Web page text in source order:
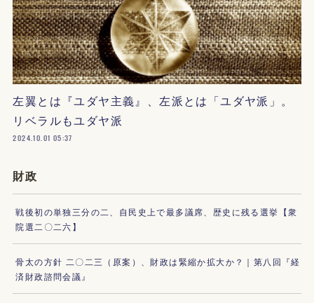
左翼とは『ユダヤ主義』、左派とは「ユダヤ派」。
リベラルもユダヤ派
2024.10.01 05:37
財政
戦後初の単独三分の二、自民史上で最多議席、歴史に残る選挙【衆
院選二〇二六】
骨太の方針 二〇二三（原案）、財政は緊縮か拡大か？｜第八回『経
済財政諮問会議』